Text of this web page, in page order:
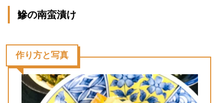
鰺の南蛮漬け
作り方と写真